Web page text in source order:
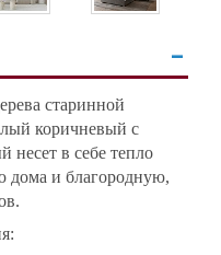
старинной
коричневый с
несет в себе тепло
дома и благородную,